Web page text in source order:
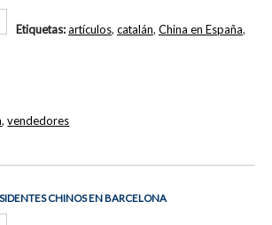
Etiquetas:artículos, catalán, China en España,
,vendedores
CHINOS EN BARCELONA